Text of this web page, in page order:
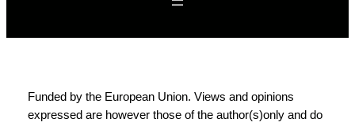
Funded by the European Union. Views and opinions
expressed are however those of the author(s)only and do